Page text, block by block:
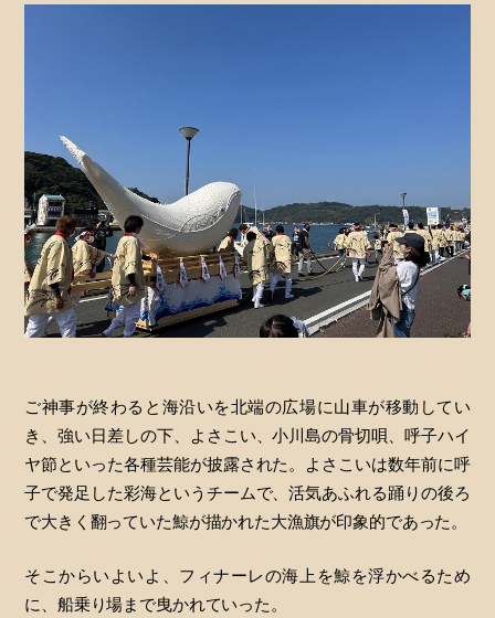
ご神事が終わると海沿いを北端の広場に山車が移動してい
き、強い日差しの下、よさこい、小川島の骨切唄、呼子ハイ
ヤ節といった各種芸能が披露された。よさこいは数年前に呼
子で発足した彩海というチームで、活気あふれる踊りの後ろ
で大きく翻っていた鯨が描かれた大漁旗が印象的であった。
そこからいよいよ、フィナーレの海上を鯨を浮かべるため
に、船乗り場まで曳かれていった。